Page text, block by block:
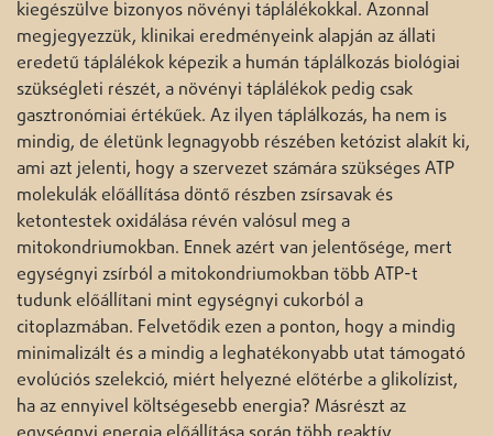
kiegészülve bizonyos növényi táplálékokkal. Azonnal
megjegyezzük, klinikai eredményeink alapján az állati
eredetű táplálékok képezik a humán táplálkozás biológiai
szükségleti részét, a növényi táplálékok pedig csak
gasztronómiai értékűek. Az ilyen táplálkozás, ha nem is
mindig, de életünk legnagyobb részében ketózist alakít ki,
ami azt jelenti, hogy a szervezet számára szükséges ATP
molekulák előállítása döntő részben zsírsavak és
ketontestek oxidálása révén valósul meg a
mitokondriumokban. Ennek azért van jelentősége, mert
egységnyi zsírból a mitokondriumokban több ATP-t
tudunk előállítani mint egységnyi cukorból a
citoplazmában. Felvetődik ezen a ponton, hogy a mindig
minimalizált és a mindig a leghatékonyabb utat támogató
evolúciós szelekció, miért helyezné előtérbe a glikolízist,
ha az ennyivel költségesebb energia? Másrészt az